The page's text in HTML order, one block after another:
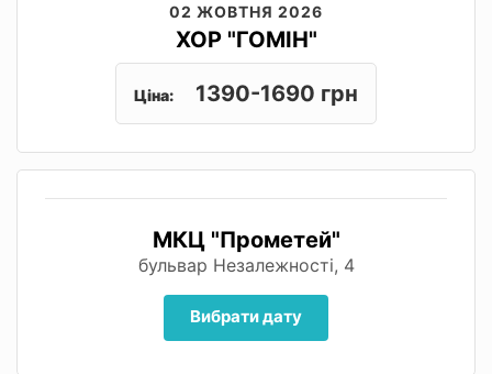
02 ЖОВТНЯ 2026
ХОР "ГОМІН"
Ціна: 1390-1690 грн
МКЦ "Прометей"
бульвар Незалежності, 4
Вибрати дату